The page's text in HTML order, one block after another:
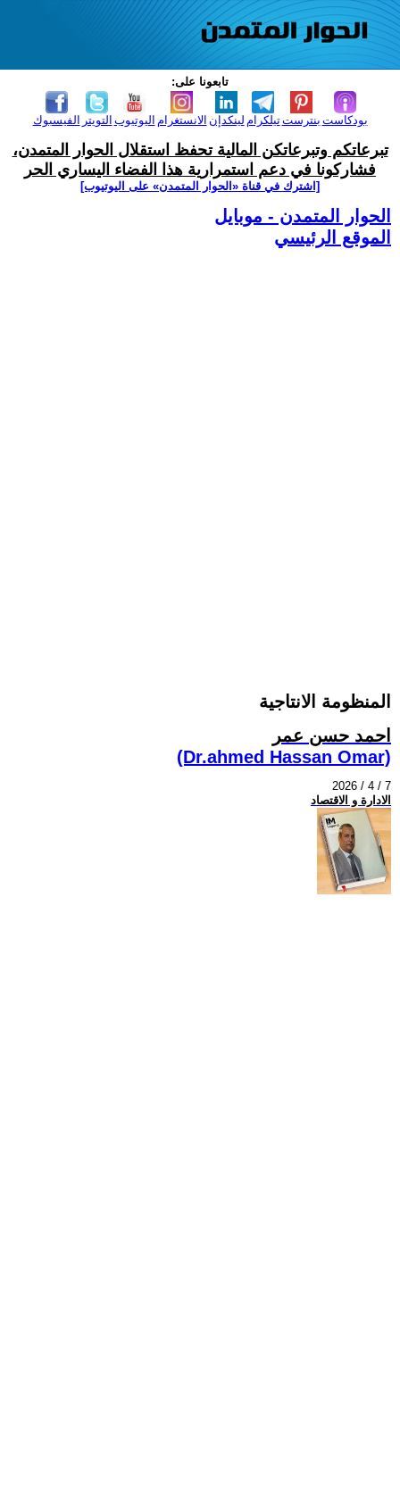
تابعونا على:
الفيسبوك التويتر اليوتيوب الانستغرام لينكدإن تيلكرامبنترست بودكاست
تبرعاتكم وتبرعاتكن المالية تحفظ استقلال الحوار المتمدن،
فشاركونا في دعم استمرارية هذا الفضاء اليساري الحر
[اشترك في قناة ‫«الحوار المتمدن» على اليوتيوب]
الحوار المتمدن - موبايل
الموقع الرئيسي
المنظومة الانتاجية
احمد حسن عمر
(Dr.ahmed Hassan Omar)
2026 / 4 / 7
الادارة و الاقتصاد